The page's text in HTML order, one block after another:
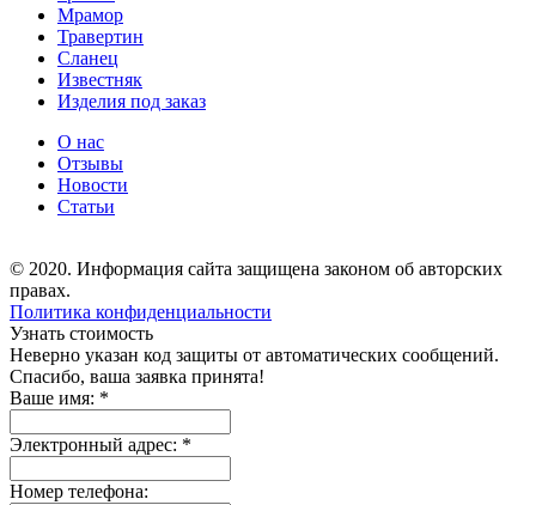
Мрамор
Травертин
Сланец
Известняк
Изделия под заказ
О нас
Отзывы
Новости
Статьи
© 2020. Информация сайта защищена законом об авторских
правах.
Политика конфиденциальности
Узнать стоимость
Неверно указан код защиты от автоматических сообщений.
Спасибо, ваша заявка принята!
Ваше имя: *
Электронный адрес: *
Номер телефона: